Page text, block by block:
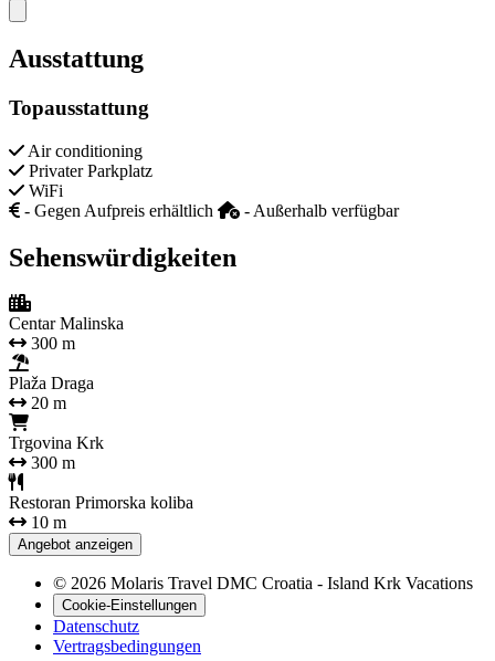
Close modal
Ausstattung
Topausstattung
Air conditioning
Privater Parkplatz
WiFi
- Gegen Aufpreis erhältlich
- Außerhalb verfügbar
Sehenswürdigkeiten
Centar Malinska
300 m
Plaža Draga
20 m
Trgovina Krk
300 m
Restoran Primorska koliba
10 m
Angebot anzeigen
© 2026 Molaris Travel DMC Croatia - Island Krk Vacations
Cookie-Einstellungen
Datenschutz
Vertragsbedingungen